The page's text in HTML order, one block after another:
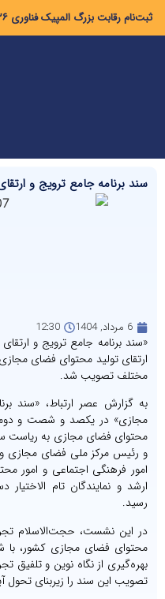
ثبت‌نام رقابت بزرگ المپیک فناوری ۲۰۲۶ آغاز شد
سند برنامه جامع ترویج و
6 مرداد, 1404 12:30
«سند برنامه جامع ترویج و
ارتقای تولید محتوای فضای
مختلف تصویب شد.
به گزارش عصر ارتباط، «سند
مجازی» در یکصد و شصت و
محتوای فضای مجازی به ریاست
و رئیس مرکز ملی فضای مجازی
امور فرهنگی اجتماعی و امور
ارشد و نمایندگان تام
رسید.
در این نشست، حجت‌الاسلام
محتوای فضای مجازی کشور، با
بهره‌گیری از نگاه نوین و
تصویب این سند را زیربنای